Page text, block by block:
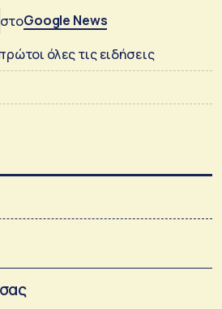
στοGoogle News
όλες τις ειδήσεις